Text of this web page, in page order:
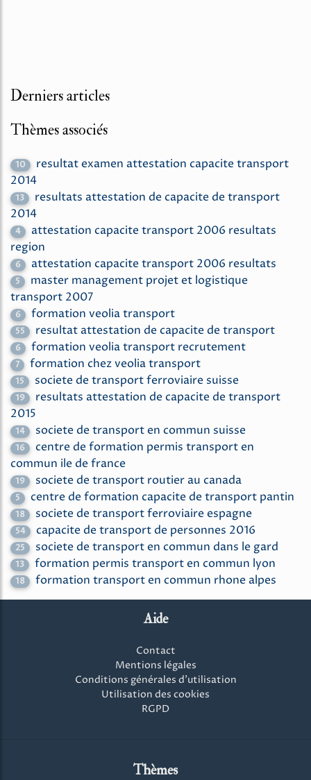
Derniers articles
Thèmes associés
10
resultat examen attestation capacite transport
2014
13
resultats attestation de capacite de transport
2014
4
attestation capacite transport 2006 resultats
region
6 attestation capacite transport 2006 resultats
5
master management projet et logistique
transport 2007
6 formation veolia transport
55 resultat attestation de capacite de transport
6 formation veolia transport recrutement
7 formation chez veolia transport
15 societe de transport ferroviaire suisse
19
resultats attestation de capacite de transport
2015
14 societe de transport en commun suisse
16
centre de formation permis transport en
commun ile de france
19 societe de transport routier au canada
5 centre de formation capacite de transport pantin
18 societe de transport ferroviaire espagne
54 capacite de transport de personnes 2016
25 societe de transport en commun dans le gard
13 formation permis transport en commun lyon
18 formation transport en commun rhone alpes
Aide
Contact
Mentions légales
Conditions générales d'utilisation
Utilisation des cookies
RGPD
Thèmes